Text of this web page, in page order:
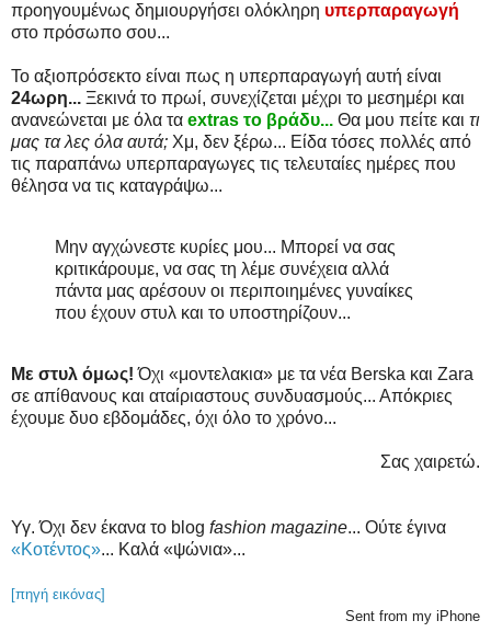
προηγουμένως δημιουργήσει ολόκληρη υπερπαραγωγή
στο πρόσωπο σου...
Το αξιοπρόσεκτο είναι πως η υπερπαραγωγή αυτή είναι
24ωρη... Ξεκινά το πρωί, συνεχίζεται μέχρι το μεσημέρι και
ανανεώνεται με όλα τα extras το βράδυ... Θα μου πείτε και τι
μας τα λες όλα αυτά; Χμ, δεν ξέρω... Είδα τόσες πολλές από
τις παραπάνω υπερπαραγωγες τις τελευταίες ημέρες που
θέλησα να τις καταγράψω...
Μην αγχώνεστε κυρίες μου... Μπορεί να σας
κριτικάρουμε, να σας τη λέμε συνέχεια αλλά
πάντα μας αρέσουν οι περιποιημένες γυναίκες
που έχουν στυλ και το υποστηρίζουν...
Με στυλ όμως!Όχι «μοντελακια» με τα νέα Berska και Zara
σε απίθανους και αταίριαστους συνδυασμούς... Απόκριες
έχουμε δυο εβδομάδες, όχι όλο το χρόνο...
Σας χαιρετώ.
Υγ. Όχι δεν έκανα το blog fashion magazine... Ούτε έγινα
«Κοτέντος»... Καλά «ψώνια»...
[πηγή εικόνας]
Sent from my iPhone